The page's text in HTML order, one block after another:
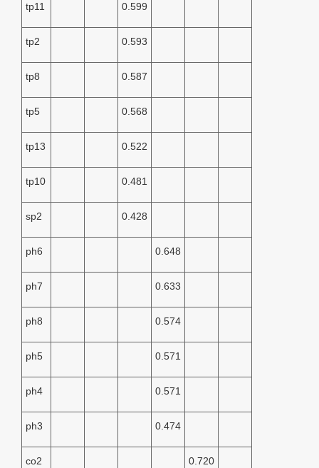
tp11 0.599
tp2 0.593
tp8 0.587
tp5 0.568
tp13 0.522
tp10 0.481
sp2 0.428
ph6 0.648
ph7 0.633
ph8 0.574
ph5 0.571
ph4 0.571
ph3 0.474
co2 0.720